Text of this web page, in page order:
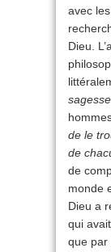
avec
Dieu.
sagesse
de le
de
de
monde
Dieu a
qui
que par